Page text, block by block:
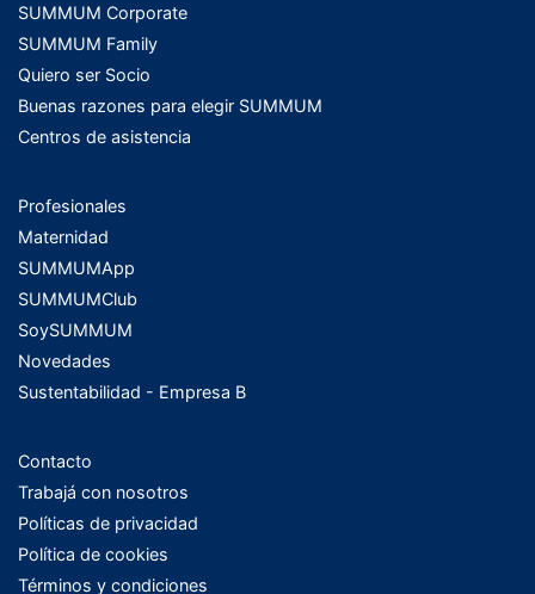
SUMMUM Corporate
SUMMUM Family
Quiero ser Socio
Buenas razones para elegir SUMMUM
Centros de asistencia
Profesionales
Maternidad
SUMMUMApp
SUMMUMClub
SoySUMMUM
Novedades
Sustentabilidad - Empresa B
Contacto
Trabajá con nosotros
Políticas de privacidad
Política de cookies
Términos y condiciones